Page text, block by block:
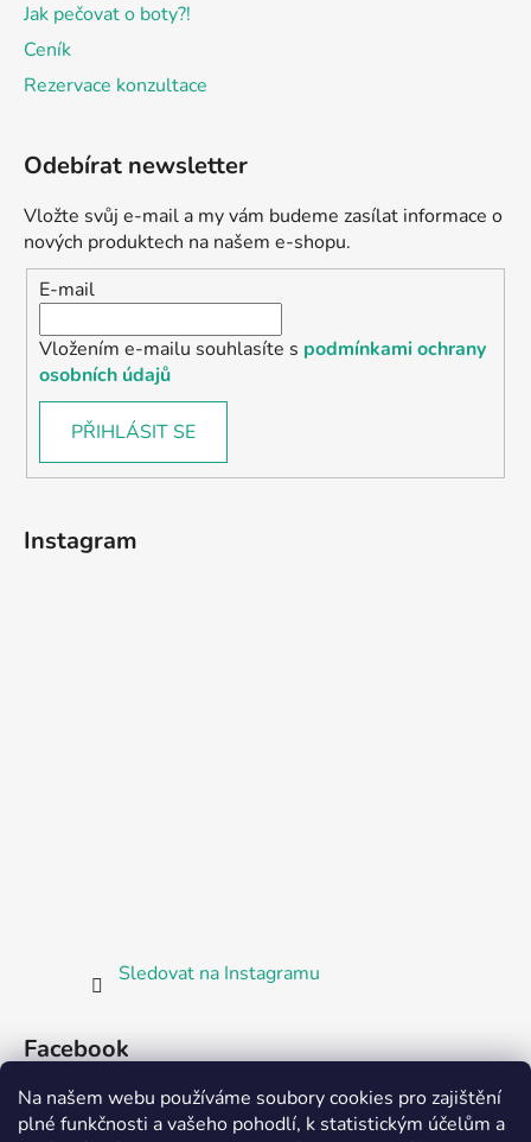
Na našem webu používáme soubory cookies pro zajištění
plné funkčnosti a vašeho pohodlí, k statistickým účelům a
Jak pečovat o boty?!
Ceník
Rezervace konzultace
Odebírat newsletter
Vložte svůj e-mail a my vám budeme zasílat informace o
nových produktech na našem e-shopu.
E-mail
Vložením e-mailu souhlasíte s podmínkami ochrany
osobních údajů
PŘIHLÁSIT SE
Instagram
Sledovat na Instagramu
Facebook